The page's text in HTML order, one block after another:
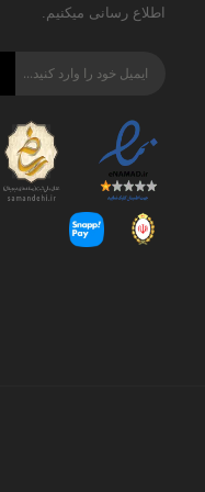
اطلاع رسانی میکنیم.